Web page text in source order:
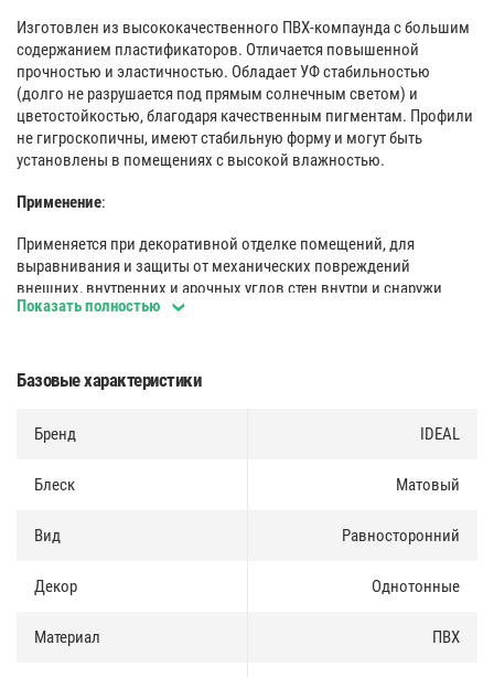
Изготовлен из высококачественного ПВХ-компаунда с большим
содержанием пластификаторов. Отличается повышенной
прочностью и эластичностью. Обладает УФ стабильностью
(долго не разрушается под прямым солнечным светом) и
цветостойкостью, благодаря качественным пигментам. Профили
не гигроскопичны, имеют стабильную форму и могут быть
установлены в помещениях с высокой влажностью.
Применение:
Применяется при декоративной отделке помещений, для
выравнивания и защиты от механических повреждений
внешних, внутренних и арочных углов стен внутри и снаружи
помещений. Защищают углы стен от истирания и скрывают
Поверхность:
реалистичный вид, обеспечивает высокую износостойкость и
углы.
Преимущества углового профиля
Обеспечивает сохранность отделки;
материалов на краях проемов.
Показать полностью
Базовые характеристики
Бренд IDEAL
Блеск Матовый
Вид Равносторонний
Декор Однотонные
Материал ПВХ